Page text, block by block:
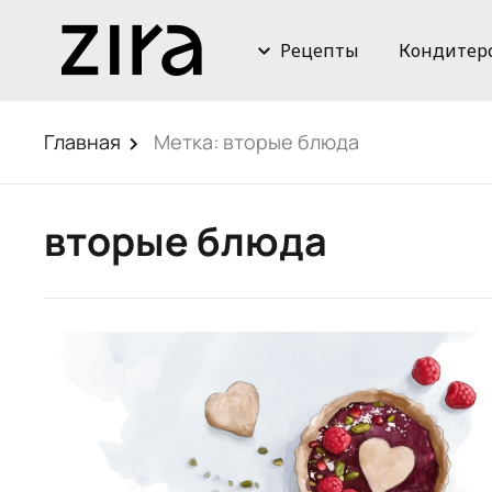
Рецепты
Главная Метка: вторые блюда
вторые блюда